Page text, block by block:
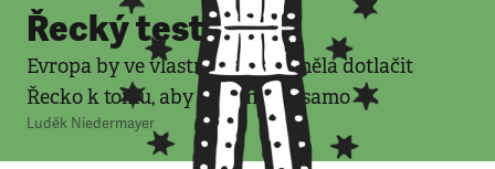
Řecký test EU
Evropa by ve vlastním zájmu měla dotlačit
Řecko k tomu, aby si pomohlo samo
Luděk Niedermayer